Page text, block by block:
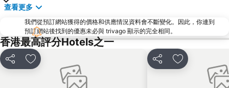
羅湖口岸
東門步行街
North Point Metro Station
中環
Cheung Chau
珠海長隆國際海洋度假區
Sheung Wan Metro Station
Tsing Yi Metro Station
查看更多
我們從預訂網站獲得的價格和供應情況資料會不斷變化。因此，你連到
預訂網站後找到的優惠未必與 trivago 顯示的完全相同。
香港最高評分Hotels之一
分享 放到收藏夾 分享 放到收藏夾